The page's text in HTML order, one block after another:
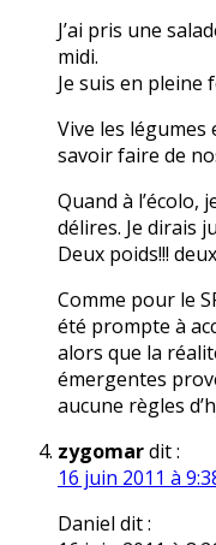
J’ai pris une
midi.
Je suis en pleine
Vive les
savoir faire de
Quand à l’écolo,
délires. Je dirais
Deux poids!!!
Comme pour le
été prompte à
alors que la
émergentes
aucune règles
zygomardit :
16 juin 2011 à
Daniel dit :